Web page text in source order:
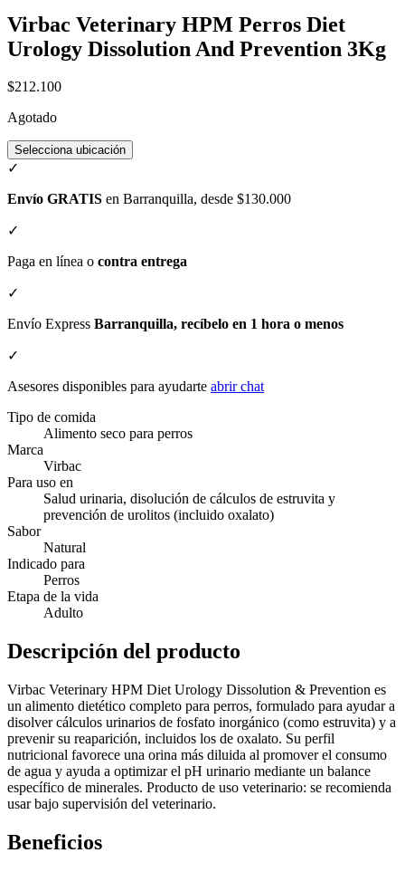
Virbac Veterinary HPM Perros Diet
Urology Dissolution And Prevention 3Kg
$212.100
Agotado
Selecciona ubicación
✓
Envío GRATIS en Barranquilla, desde $130.000
✓
Paga en línea o contra entrega
✓
Envío Express Barranquilla, recíbelo en 1 hora o menos
✓
Asesores disponibles para ayudarte abrir chat
Tipo de comida
Alimento seco para perros
Marca
Virbac
Para uso en
Salud urinaria, disolución de cálculos de estruvita y
prevención de urolitos (incluido oxalato)
Sabor
Natural
Indicado para
Perros
Etapa de la vida
Adulto
Descripción del producto
Virbac Veterinary HPM Diet Urology Dissolution & Prevention es
un alimento dietético completo para perros, formulado para ayudar a
disolver cálculos urinarios de fosfato inorgánico (como estruvita) y a
prevenir su reaparición, incluidos los de oxalato. Su perfil
nutricional favorece una orina más diluida al promover el consumo
de agua y ayuda a optimizar el pH urinario mediante un balance
específico de minerales. Producto de uso veterinario: se recomienda
usar bajo supervisión del veterinario.
Beneficios